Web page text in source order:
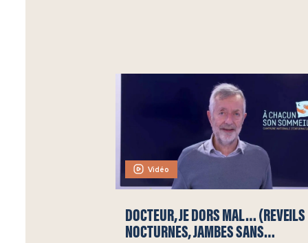
Vidéo
DOCTEUR, JE DORS MAL… (RÉVEILS
NOCTURNES, JAMBES SANS